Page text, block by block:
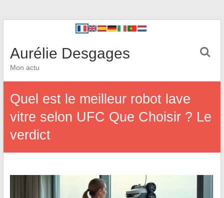
Aurélie Desgages
Mon actu
Quel est le meilleur robot lave
vitre selon UFC Que Choisir ? Le
verdict